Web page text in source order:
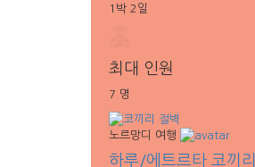
1박 2일
최대 인원
7 명
노르망디 여행
하루/에트르타 코끼